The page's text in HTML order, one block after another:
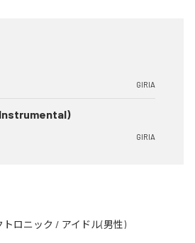
GIRIA
GIRIA
トロニック / アイドル(男性)